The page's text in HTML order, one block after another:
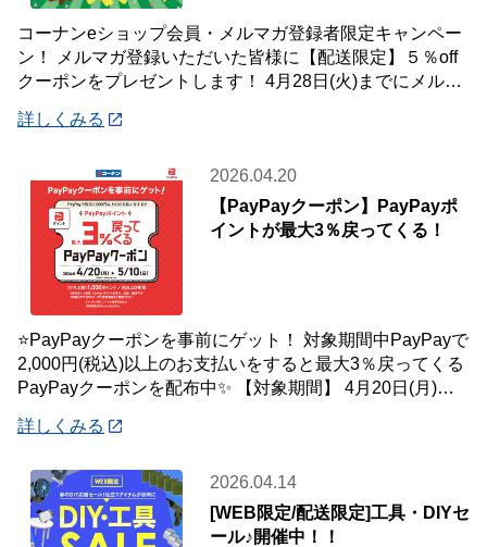
コーナンeショップ会員・メルマガ登録者限定キャンペー
ン！ メルマガ登録いただいた皆様に【配送限定】５％off
クーポンをプレゼントします！ 4月28日(火)までにメルマ
詳しくみる
2026.04.20
【PayPayクーポン】PayPayポ
イントが最大3％戻ってくる！
⭐PayPayクーポンを事前にゲット！ 対象期間中PayPayで
2,000円(税込)以上のお支払いをすると最大3％戻ってくる
PayPayクーポンを配布中✨ 【対象期間】 4月20日(月)～5
詳しくみる
2026.04.14
[WEB限定/配送限定]工具・DIYセ
ール♪開催中！！